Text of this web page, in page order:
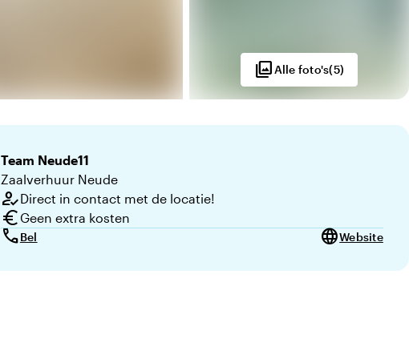
photo_libraryAlle foto's(5)
Team Neude11
Zaalverhuur Neude
how_to_regDirect in contact met de locatie!
euroGeen extra kosten
callBel languageWebsite